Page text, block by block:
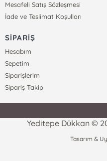
Mesafeli Satış Sözleşmesi
İade ve Teslimat Koşulları
SİPARİŞ
Hesabım
Sepetim
Siparişlerim
Sipariş Takip
Yeditepe Dükkan ©
Tasarım &